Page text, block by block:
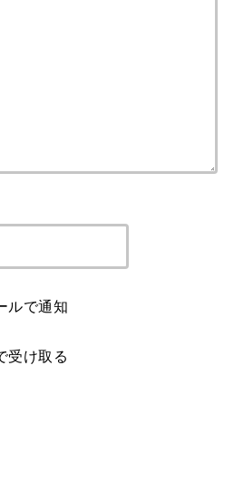
ルで通知
受け取る